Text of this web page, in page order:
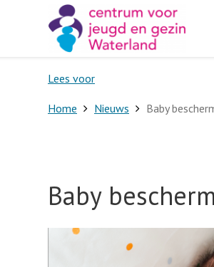
Lees voor
Home Nieuws Baby
Baby